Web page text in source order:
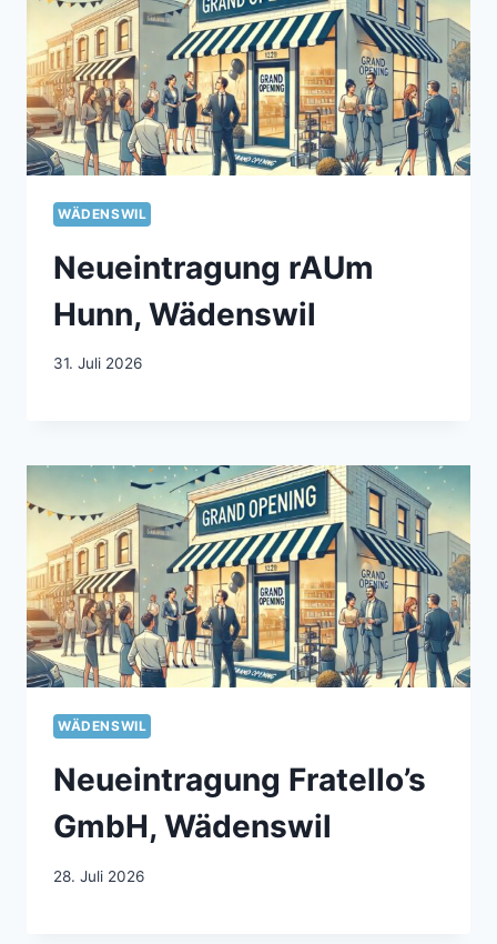
WÄDENSWIL
Neueintragung rAUm
Hunn, Wädenswil
31. Juli 2026
WÄDENSWIL
Neueintragung Fratello’s
GmbH, Wädenswil
28. Juli 2026